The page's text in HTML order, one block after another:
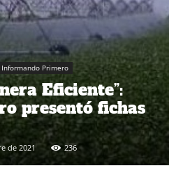
Informando Primero
Eficiente”:
presentó fichas
de 2021 236